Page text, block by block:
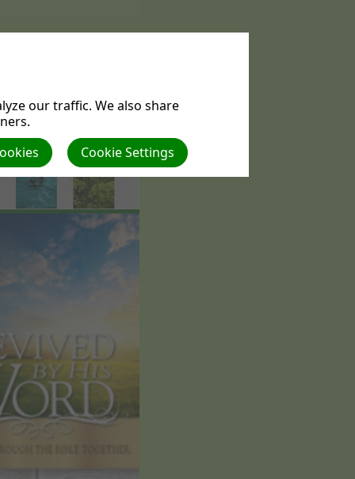
our traffic. We also share
Cookie Settings